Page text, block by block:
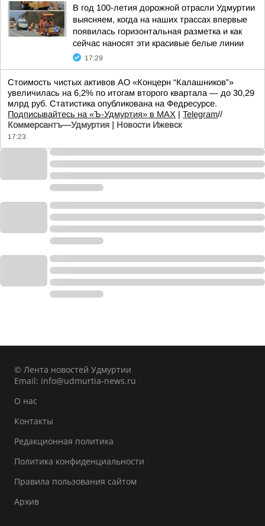
В год 100-летия дорожной отрасли Удмуртии
выясняем, когда на наших трассах впервые
появилась горизонтальная разметка и как
сейчас наносят эти красивые белые линии
17:29
Стоимость чистых активов АО «Концерн “Калашников”»
увеличилась на 6,2% по итогам второго квартала — до 30,29
млрд руб. Статистика опубликована на Федресурсе.
Подписывайтесь на «Ъ-Удмуртия» в MAX | Telegram//
Коммерсантъ—Удмуртия | Новости Ижевск
17:23
© Лента новостей Удмуртии
Email: info@udmurtia-news.ru
О нас
Контакты
Редакционная политика
Политика конфиденциальности
Правила пользования сайтом
Архив